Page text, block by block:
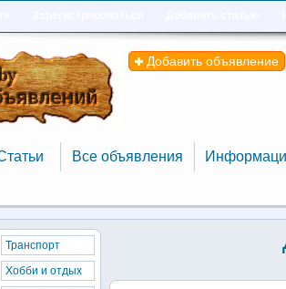
Добавить объявление
Все объявления
Все объявления
Транспорт
Хобби и отдых